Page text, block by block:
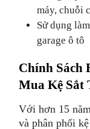
máy, chuỗi
Sử dụng
garage ô tô
Chính Sách
Mua Kệ Sắt
Với hơn 15
và phân phối